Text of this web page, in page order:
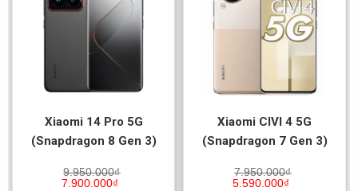
Xiaomi 14 Pro 5G
(Snapdragon 8 Gen 3)
9.950.000₫
7.900.000₫
Xiaomi CIVI 4 5G
(Snapdragon 7 Gen 3)
7.950.000₫
5.590.000₫